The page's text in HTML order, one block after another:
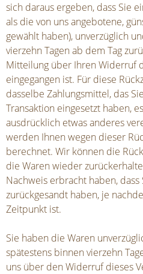
sich daraus ergeben, dass Sie
als die von uns angebotene,
gewählt haben), unverzüglich
vierzehn Tagen ab dem Tag
Mitteilung über Ihren Widerruf
eingegangen ist. Für diese
dasselbe Zahlungsmittel, das
Transaktion eingesetzt haben,
ausdrücklich etwas anderes
werden Ihnen wegen dieser
berechnet. Wir können die
die Waren wieder
Nachweis erbracht haben, dass
zurückgesandt haben, je
Zeitpunkt ist.
Sie haben die Waren
spätestens binnen vierzehn
uns über den Widerruf dieses